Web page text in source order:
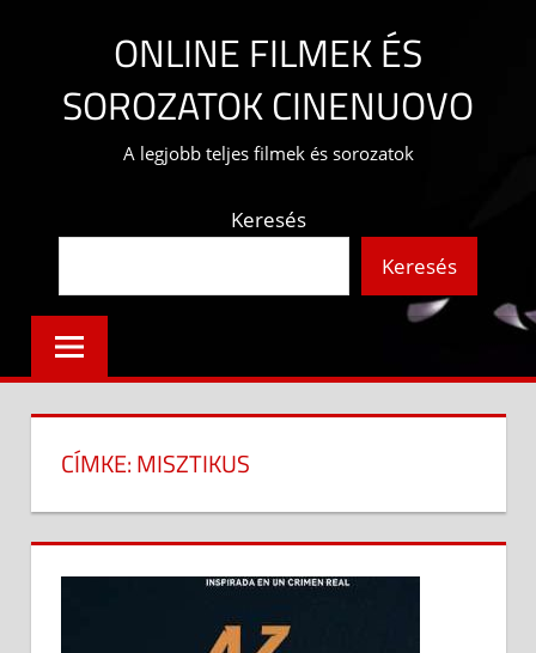
content
ONLINE FILMEK ÉS
SOROZATOK CINENUOVO
A legjobb teljes filmek és sorozatok
Keresés
Keresés
CÍMKE:MISZTIKUS